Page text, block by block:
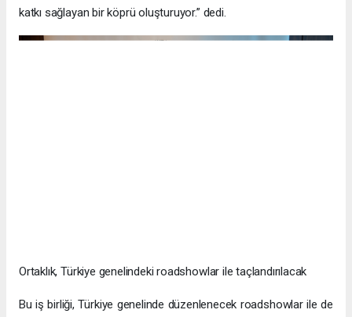
katkı sağlayan bir köprü oluşturuyor.” dedi.
Ortaklık, Türkiye genelindeki roadshowlar ile taçlandırılacak
Bu iş birliği, Türkiye genelinde düzenlenecek roadshowlar ile de